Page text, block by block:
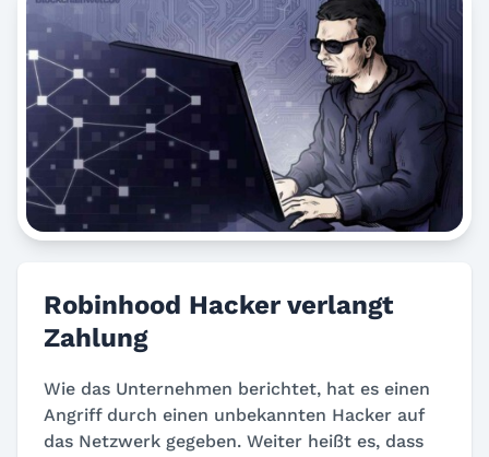
Robinhood Hacker verlangt
Zahlung
Wie das Unternehmen berichtet, hat es einen
Angriff durch einen unbekannten Hacker auf
das Netzwerk gegeben. Weiter heißt es, dass